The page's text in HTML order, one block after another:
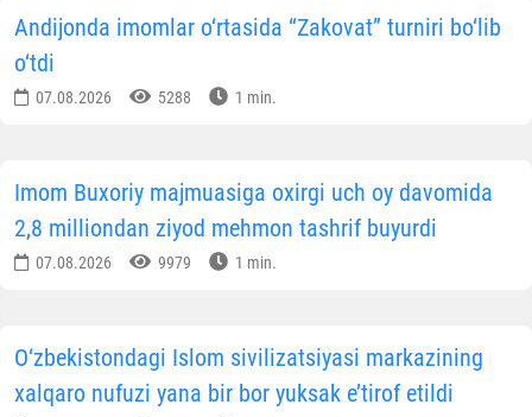
Andijonda imomlar o‘rtasida “Zakovat” turniri bo‘lib
o‘tdi
07.08.2026 5288 1 min.
Imom Buxoriy majmuasiga oxirgi uch oy davomida
2,8 milliondan ziyod mehmon tashrif buyurdi
07.08.2026 9979 1 min.
O‘zbekistondagi Islom sivilizatsiyasi markazining
xalqaro nufuzi yana bir bor yuksak e’tirof etildi